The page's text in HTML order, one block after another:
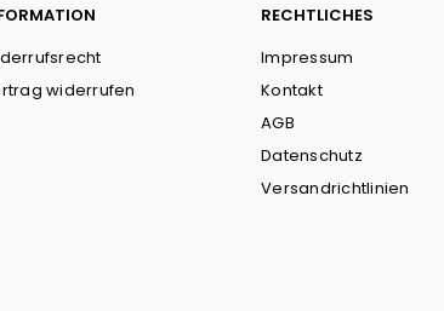
widerrufen
RECHTLICHES
Impressum
Kontakt
AGB
Datenschutz
Versandrichtlinien